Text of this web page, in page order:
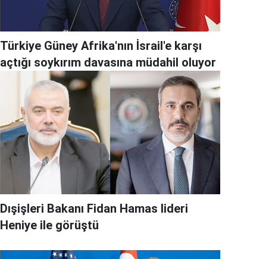
Türkiye Güney Afrika'nın İsrail'e karşı
açtığı soykırım davasına müdahil oluyor
Dışişleri Bakanı Fidan Hamas lideri
Heniye ile görüştü